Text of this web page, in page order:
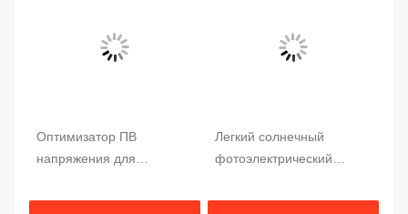
Оптимизатор ПВ
напряжения для
Максимальный входный
Легкий солнечный
фотоэлектрический